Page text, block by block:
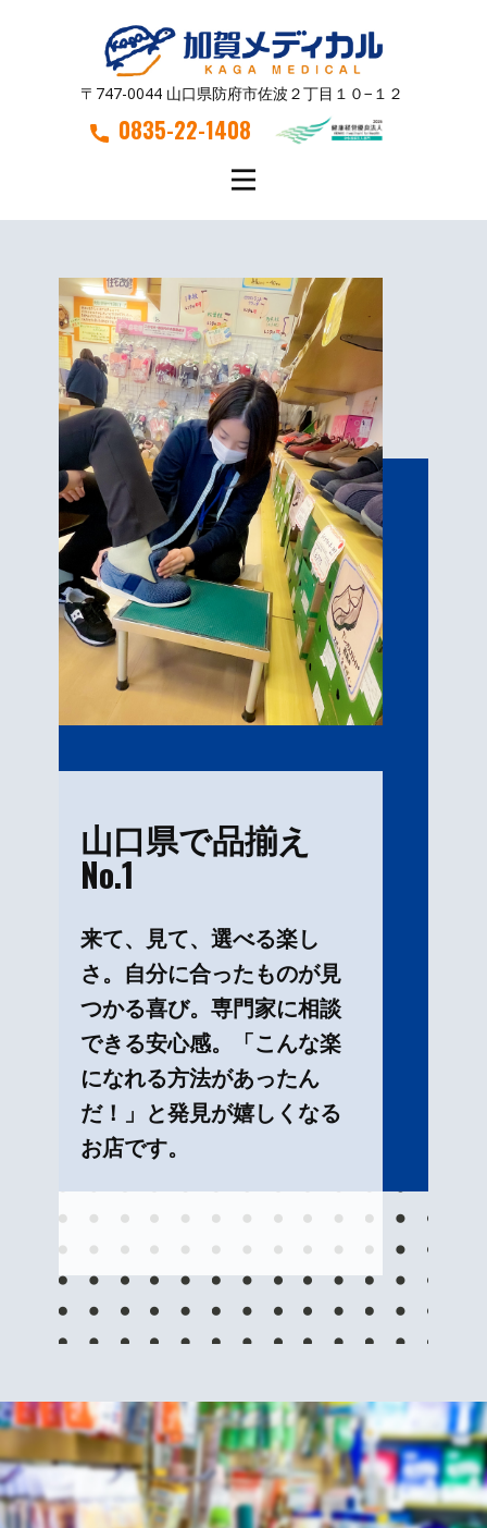
〒747-0044 山口県防府市佐波２丁目１０−１２
0835-22-1408
山口県で品揃え
No.1
来て、見て、選べる楽し
さ。自分に合ったものが見
つかる喜び。専門家に相談
できる安心感。「こんな楽
になれる方法があったん
だ！」と発見が嬉しくなる
お店です。